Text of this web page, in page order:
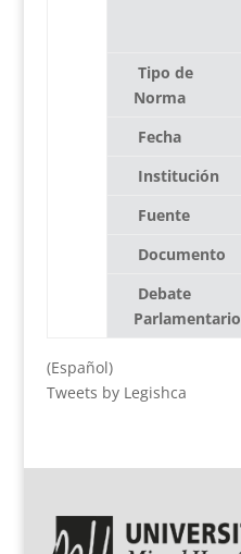
Tipo de
Norma
Fecha
Institución
Fuente
Documento
Debate
Parlamentario
(Español)
Tweets by Legishca